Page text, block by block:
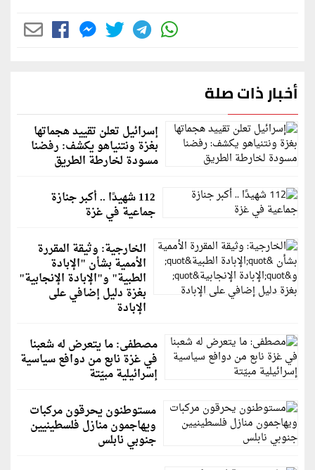
أخبار ذات صلة
إسرائيل تعلن تقييد هجماتها
بغزة ونتنياهو يكشف: رفضنا
مسودة لخارطة الطريق
112 شهيدًا .. أكبر جنازة
جماعية في غزة
الخارجية: وثيقة المقررة
الأممية بشأن "الإبادة
الطبية" و"الإبادة الإنجابية"
بغزة دليل إضافي على
الإبادة
مصطفى: ما يتعرض له شعبنا
في غزة نابع من دوافع سياسية
إسرائيلية مبيّتة
مستوطنون يحرقون مركبات
ويهاجمون منازل فلسطينيين
جنوبي نابلس